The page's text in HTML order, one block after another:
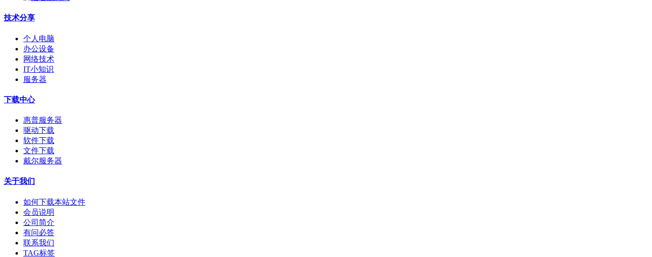
技术分享
个人电脑
办公设备
网络技术
IT小知识
服务器
下载中心
惠普服务器
驱动下载
软件下载
文件下载
戴尔服务器
关于我们
如何下载本站文件
会员说明
公司简介
有问必答
联系我们
TAG标签